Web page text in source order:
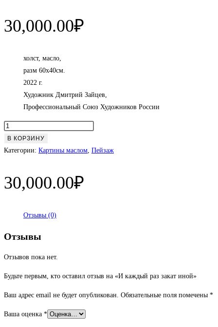
30,000.00₽
холст, масло,
разм 60х40см.
2022 г.
Художник Дмитрий Зайцев,
Профессиональный Союз Художников России
Количество
товара
И
закат
В КОРЗИНУ
Категории: Картины маслом Пейзаж
30,000.00₽
Отзывы (0)
Отзывы
Отзывов пока нет.
Будьте первым, кто оставил отзыв на «И каждый раз закат иной»
Ваш адрес email не будет опубликован. Обязательные поля помечены *
Ваша оценка *